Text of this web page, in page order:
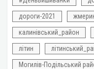
дороги-2021
калинівський_район
літин
Могилів-Подільський